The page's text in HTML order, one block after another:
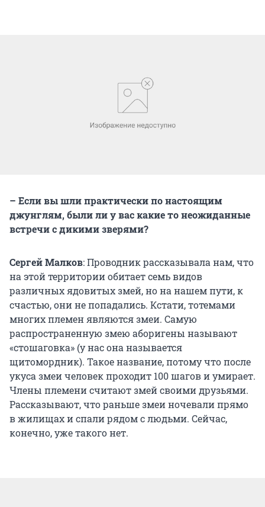
– Если вы шли практически по настоящим
джунглям, были ли у вас какие то неожиданные
встречи с дикими зверями?
Сергей Малков: Проводник рассказывала нам, что
на этой территории обитает семь видов
различных ядовитых змей, но на нашем пути, к
счастью, они не попадались. Кстати, тотемами
многих племен являются змеи. Самую
распространенную змею аборигены называют
«стошаговка» (у нас она называется
щитомордник). Такое название, потому что после
укуса змеи человек проходит 100 шагов и умирает.
Члены племени считают змей своими друзьями.
Рассказывают, что раньше змеи ночевали прямо
в жилищах и спали рядом с людьми. Сейчас,
конечно, уже такого нет.